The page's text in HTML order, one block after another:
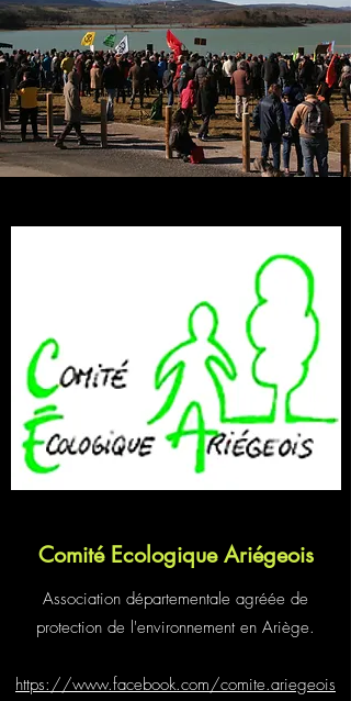
Comité Ecologique Ariégeois
Association départementale agréée de
protection de l'environnement en Ariège.
https://www.facebook.com/comite.ariegeois